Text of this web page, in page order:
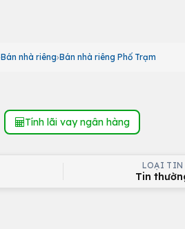
Bán nhà riêng Bán nhà riêng Phố Trạm
Tính lãi vay ngân hàng
LOẠI TIN
Tin